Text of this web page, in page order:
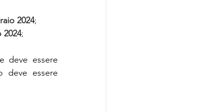
2024;
2024;
deve essere
deve essere